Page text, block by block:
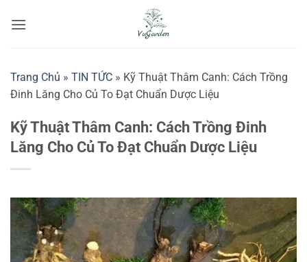
qua
Trang Chủ » TIN TỨC » Kỹ Thuật Thâm Canh: Cách Trồng
Đinh Lăng Cho Củ To Đạt Chuẩn Dược Liệu
Kỹ Thuật Thâm Canh: Cách Trồng Đinh
Lăng Cho Củ To Đạt Chuẩn Dược Liệu